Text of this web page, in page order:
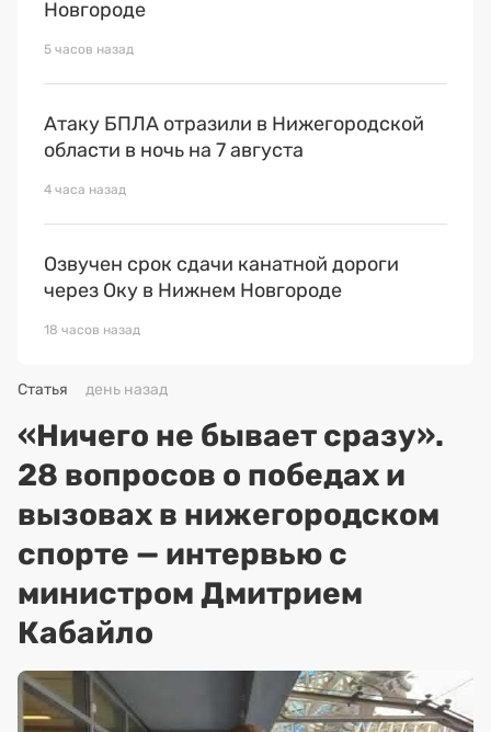
Новгороде
5 часов назад
Атаку БПЛА отразили в Нижегородской
области в ночь на 7 августа
4 часа назад
Озвучен срок сдачи канатной дороги
через Оку в Нижнем Новгороде
18 часов назад
Статья день назад
«Ничего не бывает сразу».
28 вопросов о победах и
вызовах в нижегородском
спорте — интервью с
министром Дмитрием
Кабайло